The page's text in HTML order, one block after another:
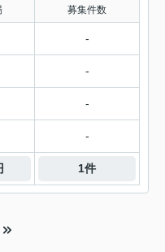
募集件数
-
-
-
-
1件